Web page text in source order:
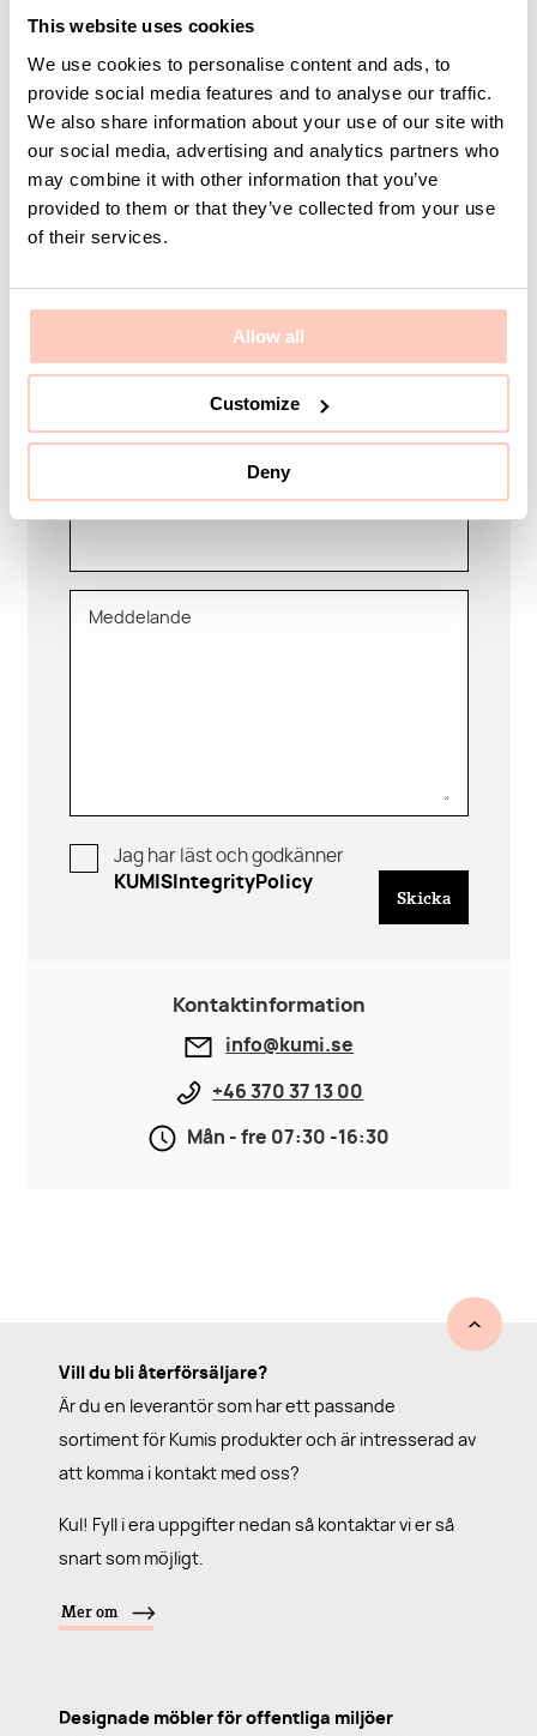
This website uses cookies
We use cookies to personalise content and ads, to
provide social media features and to analyse our traffic.
We also share information about your use of our site with
our social media, advertising and analytics partners who
may combine it with other information that you’ve
provided to them or that they’ve collected from your use
of their services.
Allow all
Customize
Deny
helhetslösning just för er? Vi hjälper er med allt från
produkter, idéer och orders till att utforma bra
Vi finns här som ett team hela vägen så ni kan känna
er trygga med hjälp och support.
E-post
Företag
Meddelande
Jag har läst och godkänner
KUMISIntegrityPolicy
Skicka
Kontaktinformation
info@kumi.se
+46 370 37 13 00
Mån - fre 07:30 -16:30
Vill du bli återförsäljare?
Är du en leverantör som har ett passande
sortiment för Kumis produkter och är intresserad av
att komma i kontakt med oss?
Kul! Fyll i era uppgifter nedan så kontaktar vi er så
snart som möjligt.
Mer om
Designade möbler för offentliga miljöer